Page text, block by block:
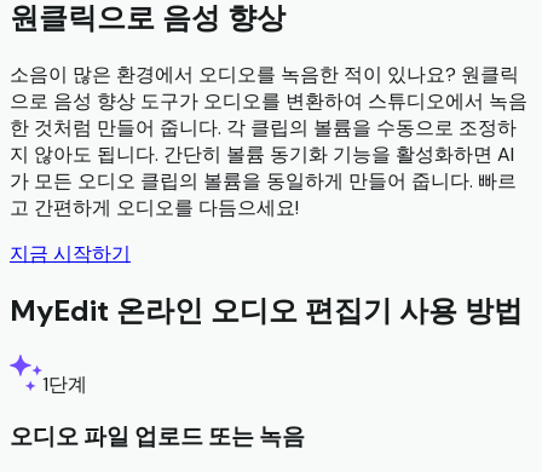
원클릭으로 음성 향상
소음이 많은 환경에서 오디오를 녹음한 적이 있나요? 원클릭
으로 음성 향상 도구가 오디오를 변환하여 스튜디오에서 녹음
한 것처럼 만들어 줍니다. 각 클립의 볼륨을 수동으로 조정하
지 않아도 됩니다. 간단히 볼륨 동기화 기능을 활성화하면 AI
가 모든 오디오 클립의 볼륨을 동일하게 만들어 줍니다. 빠르
고 간편하게 오디오를 다듬으세요!
지금 시작하기
MyEdit 온라인 오디오 편집기 사용 방법
1단계
오디오 파일 업로드 또는 녹음